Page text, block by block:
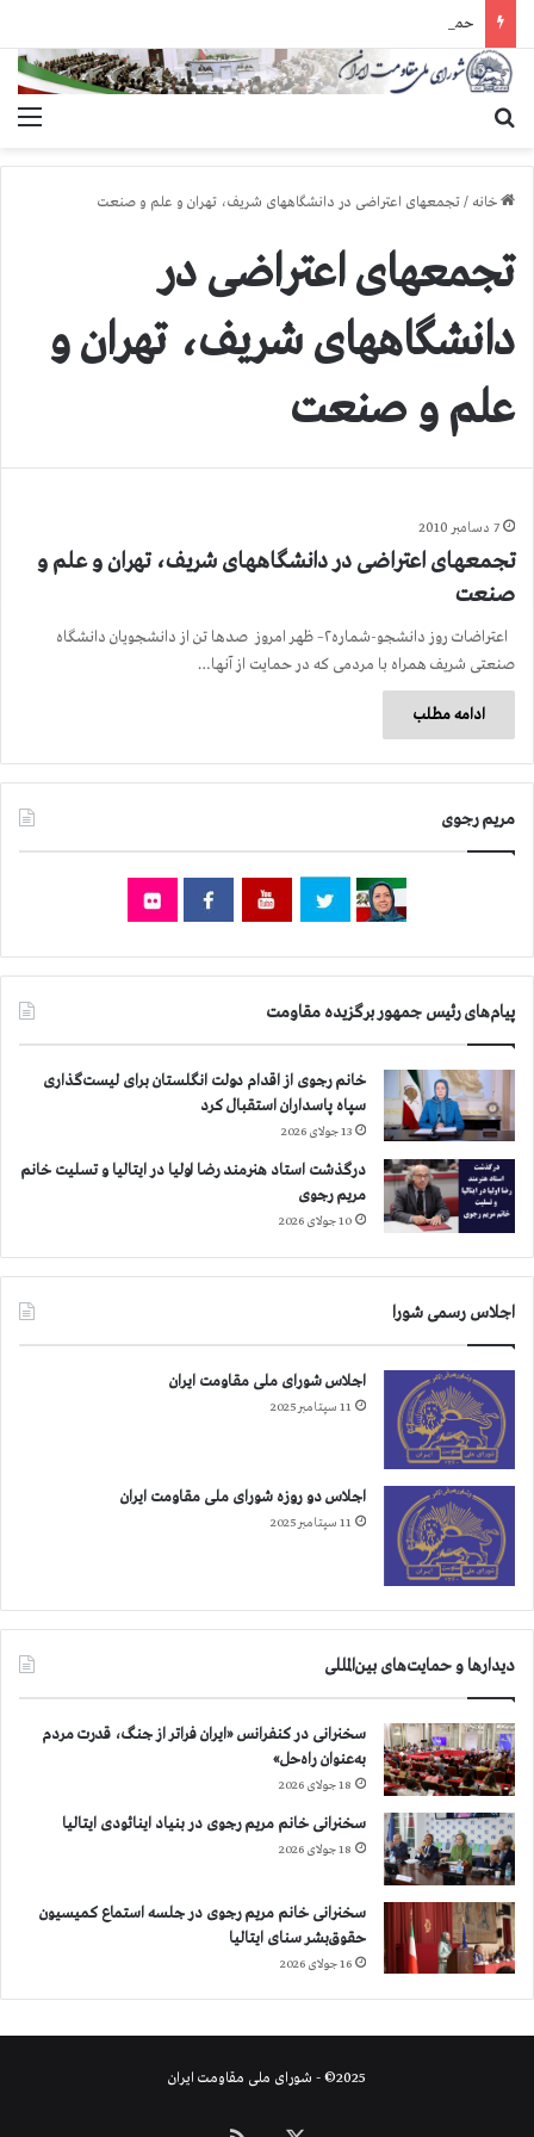
خانه /تجمعهای اعتراضی در دانشگاههای شریف، تهران و علم و صنعت
تجمعهای اعتراضی در
دانشگاههای شریف، تهران و
علم و صنعت
7 دسامبر 2010
تجمعهای اعتراضی در دانشگاههای شریف، تهران و علم و
صنعت
اعتراضات روز دانشجو-شماره۲– ظهر امروز صدها تن از دانشجویان دانشگاه
صنعتی شریف همراه با مردمی که در حمایت از آنها…
ادامه مطلب
مریم رجوی
پیام‌های رئیس جمهور برگزیده مقاومت
خانم رجوی از اقدام دولت انگلستان برای لیست‌گذاری
سپاه پاسداران استقبال کرد
13 جولای 2026
درگذشت استاد هنرمند رضا اولیا در ایتالیا و تسلیت خانم
مریم رجوی
10 جولای 2026
اجلاس رسمی شورا
اجلاس شورای ملی مقاومت ایران
11 سپتامبر 2025
اجلاس دو روزه شورای ملی مقاومت ایران
11 سپتامبر 2025
دیدارها و حمایت‌های بین‌المللی
سخنرانی در کنفرانس «ایران فراتر از جنگ، قدرت مردم
به‌عنوان راه‌حل»
18 جولای 2026
سخنرانی خانم مریم رجوی در بنیاد اینائودی ایتالیا
18 جولای 2026
سخنرانی خانم مریم رجوی در جلسه استماع کمیسیون
حقوق‌بشر سنای ایتالیا
16 جولای 2026
2025© - شورای ملی مقاومت ایران